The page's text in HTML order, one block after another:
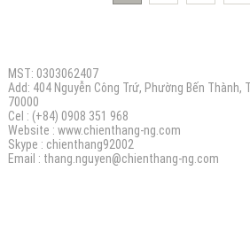
MST: 0303062407
Add: 404 Nguyễn Công Trứ, Phường Bến Thành,
70000
Cel : (+84) 0908 351 968
Website : www.chienthang-ng.com
Skype : chienthang92002
Email : thang.nguyen@chienthang-ng.com